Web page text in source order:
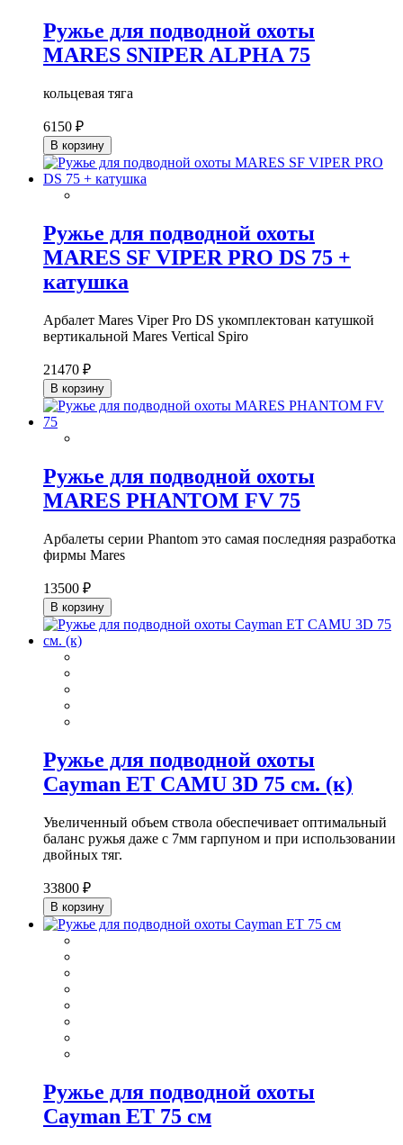
Ружье для подводной охоты
MARES SNIPER ALPHA 75
кольцевая тяга
6150 ₽
В корзину
Ружье для подводной охоты
MARES SF VIPER PRO DS 75 +
катушка
Арбалет Mares Viper Pro DS укомплектован катушкой
вертикальной Mares Vertical Spiro
21470 ₽
В корзину
Ружье для подводной охоты
MARES PHANTOM FV 75
Арбалеты серии Phantom это самая последняя разработка
фирмы Mares
13500 ₽
В корзину
Ружье для подводной охоты
Cayman ET CAMU 3D 75 см. (к)
Увеличенный объем ствола обеспечивает оптимальный
баланс ружья даже с 7мм гарпуном и при использовании
двойных тяг.
33800 ₽
В корзину
Ружье для подводной охоты
Cayman ET 75 см